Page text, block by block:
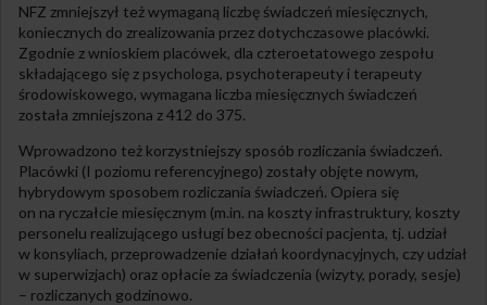
NFZ zmniejszył też wymaganą liczbę świadczeń miesięcznych,
koniecznych do zrealizowania przez dotychczasowe placówki.
Zgodnie z wnioskiem placówek, dla czteroetatowego zespołu
składającego się z psychologa, psychoterapeuty i terapeuty
środowiskowego, wymagana liczba miesięcznych świadczeń
została zmniejszona z 412 do 375.
Wprowadzono też korzystniejszy sposób rozliczania świadczeń.
Placówki (I poziomu referencyjnego) zostały objęte nowym,
hybrydowym sposobem rozliczania świadczeń. Opiera się
on na ryczałcie miesięcznym (m.in. na koszty infrastruktury, koszty
personelu realizującego usługi bez obecności pacjenta, tj. udział
w konsyliach, przeprowadzenie działań koordynacyjnych, czy udział
w superwizjach) oraz opłacie za świadczenia (wizyty, porady, sesje)
– rozliczanych godzinowo.